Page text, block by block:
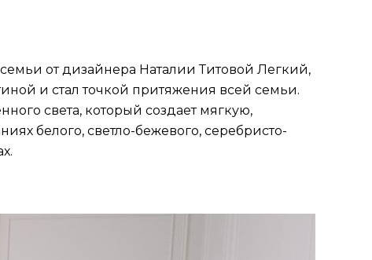
от дизайнера Наталии Титовой Легкий,
и стал точкой притяжения всей семьи.
света, который создает мягкую,
белого, светло-бежевого, серебристо-